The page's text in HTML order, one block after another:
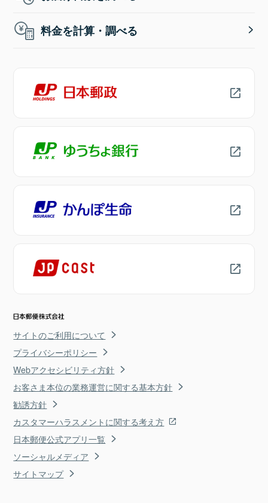
料金を計算・調べる
サイトのご利用について
プライバシーポリシー
Webアクセシビリティ方針
お客さま本位の業務運営に関する基本方針
勧誘方針
カスタマーハラスメントに関する考え方
日本郵便公式アプリ一覧
ソーシャルメディア
サイトマップ